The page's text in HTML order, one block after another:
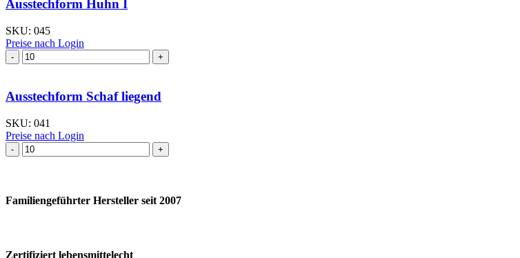
Ausstechform Huhn I
SKU: 045
Preise nach Login
Ausstechform Huhn
I
Ausstechform Schaf liegend
SKU: 041
Preise nach Login
Ausstechform Schaf
liegend
Familiengeführter Hersteller seit 2007
Zertifiziert lebensmittelecht